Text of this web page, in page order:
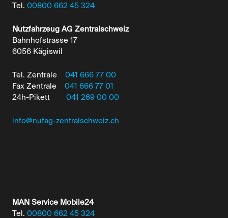
Tel. 00800 662 45 324
Nutzfahrzeug AG Zentralschweiz
Bahnhofstrasse 17
6056 Kägiswil
Tel. Zentrale
041 666 77 00
Fax Zentrale 041 666 77 01
24h-Pikett 041 269 00 00
info@nufag-zentralschweiz.ch
MAN Service Mobile24
Tel. 00800 662 45 324